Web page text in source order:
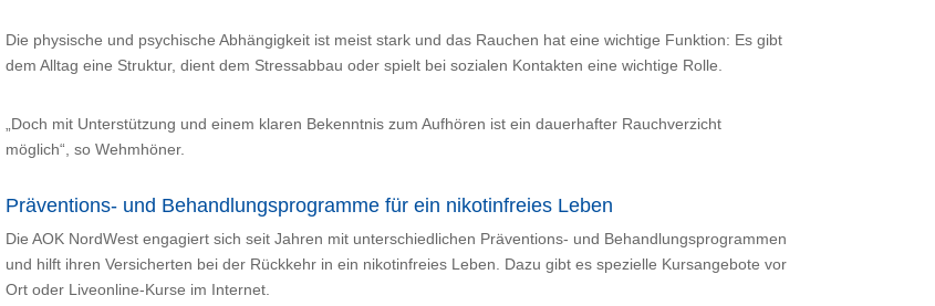
Die physische und psychische Abhängigkeit ist meist stark und das Rauchen hat eine wichtige Funktion: Es gibt
dem Alltag eine Struktur, dient dem Stressabbau oder spielt bei sozialen Kontakten eine wichtige Rolle.
„Doch mit Unterstützung und einem klaren Bekenntnis zum Aufhören ist ein dauerhafter Rauchverzicht
möglich“, so Wehmhöner.
Präventions- und Behandlungsprogramme für ein nikotinfreies Leben
Die AOK NordWest engagiert sich seit Jahren mit unterschiedlichen Präventions- und Behandlungsprogrammen
und hilft ihren Versicherten bei der Rückkehr in ein nikotinfreies Leben. Dazu gibt es spezielle Kursangebote vor
Ort oder Liveonline-Kurse im Internet.